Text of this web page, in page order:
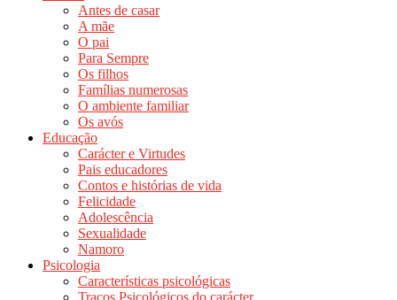
Antes de casar
A mãe
O pai
Para Sempre
Os filhos
Famílias numerosas
O ambiente familiar
Os avós
Educação
Carácter e Virtudes
Pais educadores
Contos e histórias de vida
Felicidade
Adolescência
Sexualidade
Namoro
Psicologia
Características psicológicas
Traços Psicológicos do carácter